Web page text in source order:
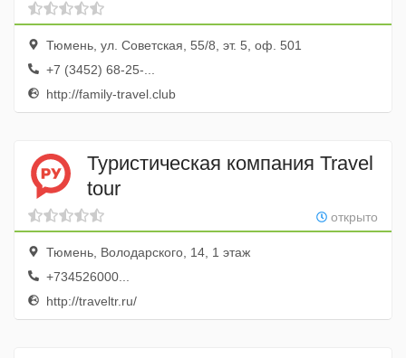
Тюмень, ул. Советская, 55/8, эт. 5, оф. 501
+7 (3452) 68-25-...
http://family-travel.club
Туристическая компания Travel
tour
открыто
Тюмень, Володарского, 14, 1 этаж
+734526000...
http://traveltr.ru/